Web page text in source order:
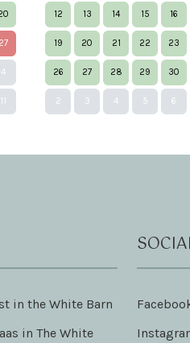
27
4
12 13 14 15 16
19 20 21 22 23
26 27 28 29 30
2 3 4 5 6
in the White Barn
in The White